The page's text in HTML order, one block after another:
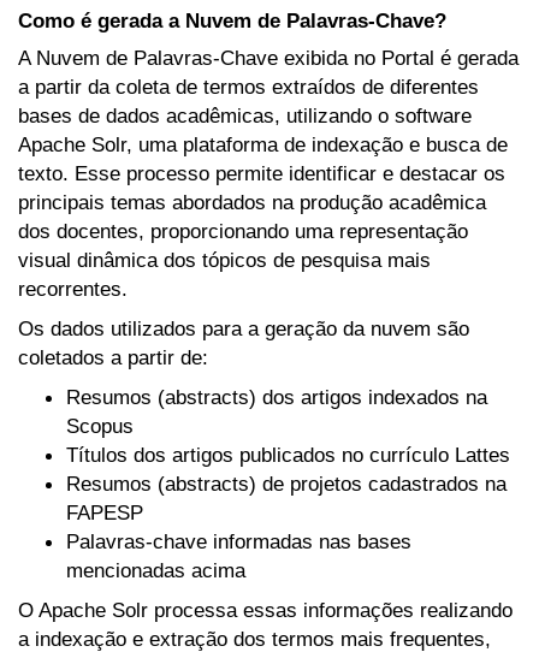
Como é gerada a Nuvem de Palavras-Chave?
A Nuvem de Palavras-Chave exibida no Portal é gerada
a partir da coleta de termos extraídos de diferentes
bases de dados acadêmicas, utilizando o software
Apache Solr, uma plataforma de indexação e busca de
texto. Esse processo permite identificar e destacar os
principais temas abordados na produção acadêmica
dos docentes, proporcionando uma representação
visual dinâmica dos tópicos de pesquisa mais
recorrentes.
Os dados utilizados para a geração da nuvem são
coletados a partir de:
Resumos (abstracts) dos artigos indexados na
Scopus
Títulos dos artigos publicados no currículo Lattes
Resumos (abstracts) de projetos cadastrados na
FAPESP
Palavras-chave informadas nas bases
mencionadas acima
O Apache Solr processa essas informações realizando
a indexação e extração dos termos mais frequentes,